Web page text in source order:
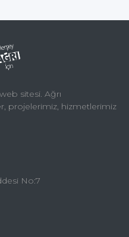
sitesi. Ağrı
projelerimiz, hizmetlerimiz
No:7